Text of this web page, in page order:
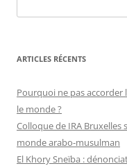
e
h
r
c
h
r
ARTICLES RÉCENTS
Pourquoi ne pas accorder
le monde ?
Colloque de IRA Bruxelles
monde arabo-musulman
El Khory Sneïba :